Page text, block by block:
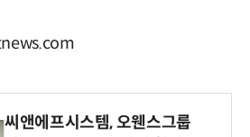
씨앤에프시스템, 오웬스그룹